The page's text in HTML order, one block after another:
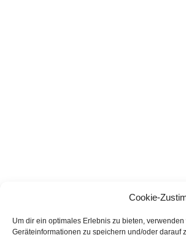
Cookie-
Um dir ein optimales Erlebnis zu bieten,
Geräteinformationen zu speichern und/oder darauf